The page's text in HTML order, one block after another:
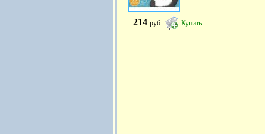
214 руб Купить